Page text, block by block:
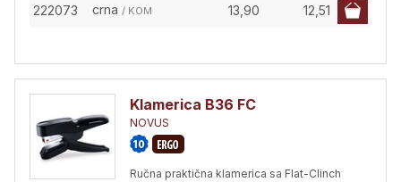
222073
crna / KOM 13,90 12,51
Klamerica B36 FC
NOVUS
Ručna praktična klamerica sa Flat-Clinch